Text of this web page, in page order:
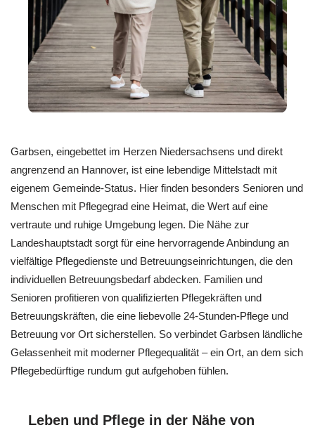
Garbsen, eingebettet im Herzen Niedersachsens und direkt
angrenzend an Hannover, ist eine lebendige Mittelstadt mit
eigenem Gemeinde-Status. Hier finden besonders Senioren und
Menschen mit Pflegegrad eine Heimat, die Wert auf eine
vertraute und ruhige Umgebung legen. Die Nähe zur
Landeshauptstadt sorgt für eine hervorragende Anbindung an
vielfältige Pflegedienste und Betreuungseinrichtungen, die den
individuellen Betreuungsbedarf abdecken. Familien und
Senioren profitieren von qualifizierten Pflegekräften und
Betreuungskräften, die eine liebevolle 24-Stunden-Pflege und
Betreuung vor Ort sicherstellen. So verbindet Garbsen ländliche
Gelassenheit mit moderner Pflegequalität – ein Ort, an dem sich
Pflegebedürftige rundum gut aufgehoben fühlen.
Leben und Pflege in der Nähe von